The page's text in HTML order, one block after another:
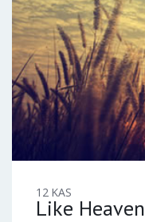
12 KAS
Like Heaven